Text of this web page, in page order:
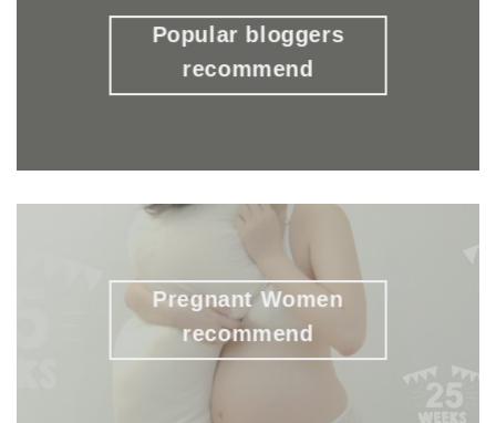
Popular bloggers
recommend
Pregnant Women
recommend